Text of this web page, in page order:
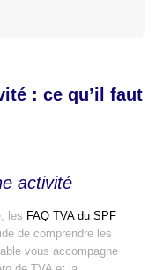
: ce qu’il faut
activité
les FAQ TVA du SPF
de comprendre les
vous accompagne